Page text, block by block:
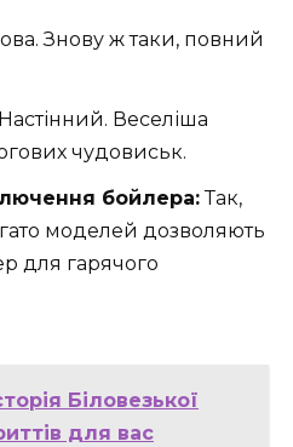
Знову ж таки, повний
Настінний. Веселіша
чудовиськ.
бойлера:Так,
моделей дозволяють
для гарячого
Біловезької
для вас